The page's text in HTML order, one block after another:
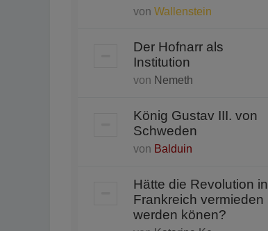
von Wallenstein
Der Hofnarr als
Institution
von Nemeth
König Gustav III. von
Schweden
von Balduin
Hätte die Revolution in
Frankreich vermieden
werden könen?